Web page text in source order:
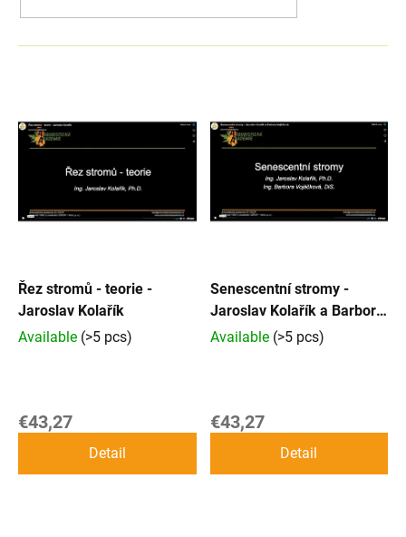
i
t
f
p
o
d
u
Řez stromů - teorie -
Jaroslav Kolařík
Available (>5 pcs)
€43,27
Detail
Senescentní stromy -
Jaroslav Kolařík a Barbora
Vojáčková
Available (>5 pcs)
€43,27
Detail